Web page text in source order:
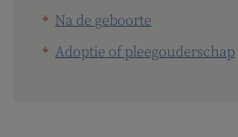
Na de geboorte
Adoptie of pleegouderschap